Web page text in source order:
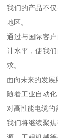
我们的产品不
地区。
通过与国际客
计水平，使我
求。
面向未来的发展
随着工业自动
对高性能电缆的
我们将继续聚